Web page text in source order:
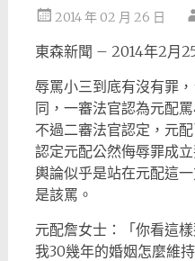
2014 年 02 月 26 日
東森新聞 – 2014年2月
辱罵小三到底有沒有罪
同，一審法官認為元配
不過二審法官認定，元
認定元配公然侮辱罪成
輿論似乎是站在元配這
是該罵。
元配詹女士：「你看這
我30幾年的婚姻怎麼維